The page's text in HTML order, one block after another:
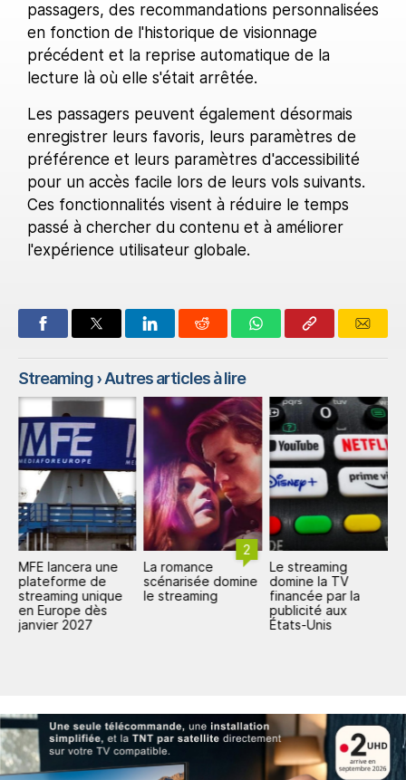
passagers, des recommandations personnalisées
en fonction de l'historique de visionnage
précédent et la reprise automatique de la
lecture là où elle s'était arrêtée.
Les passagers peuvent également désormais
enregistrer leurs favoris, leurs paramètres de
préférence et leurs paramètres d'accessibilité
pour un accès facile lors de leurs vols suivants.
Ces fonctionnalités visent à réduire le temps
passé à chercher du contenu et à améliorer
l'expérience utilisateur globale.
Streaming› Autres articles à lire
MFE lancera une
plateforme de
streaming unique
en Europe dès
janvier 2027
2
La romance
scénarisée domine
le streaming
Le streaming
domine la TV
financée par la
publicité aux
États-Unis